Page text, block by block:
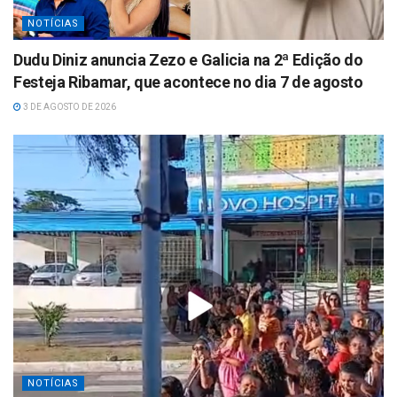
NOTÍCIAS
Dudu Diniz anuncia Zezo e Galicia na 2ª Edição do
Festeja Ribamar, que acontece no dia 7 de agosto
3 DE AGOSTO DE 2026
NOTÍCIAS